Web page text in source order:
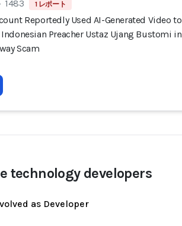
1483 1 レポート
Reportedly Used AI-Generated Video to
Preacher Ustaz Ujang Bustomi in
Scam
technology developers
as Developer